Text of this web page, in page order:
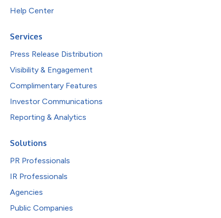
Help Center
Services
Press Release Distribution
Visibility & Engagement
Complimentary Features
Investor Communications
Reporting & Analytics
Solutions
PR Professionals
IR Professionals
Agencies
Public Companies